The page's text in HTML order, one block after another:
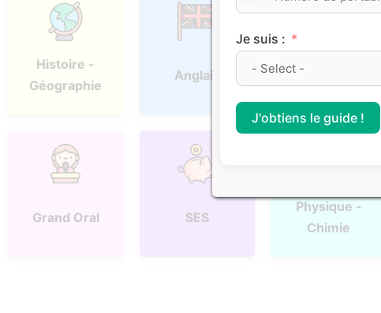
Histoire -
Géographie
Anglais Espagnol
Grand Oral SES
Physique -
Chimie
Je suis :
J'obtiens le guide !